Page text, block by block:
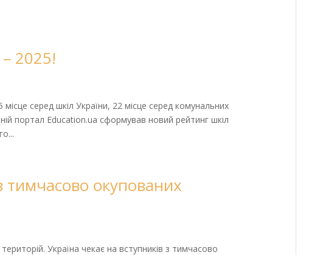
2025!
серед шкіл України, 22 місце серед комунальних
портал Education.ua сформував новий рейтинг шкіл
тимчасово окупованих
Україна чекає на вступників з тимчасово